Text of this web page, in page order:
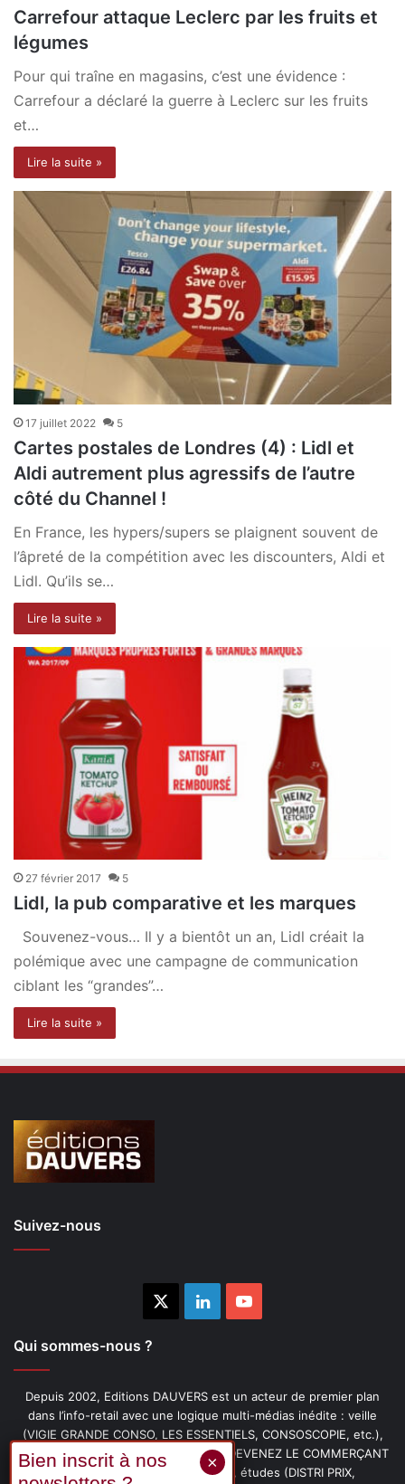
Carrefour attaque Leclerc par les fruits et
légumes
Pour qui traîne en magasins, c’est une évidence :
Carrefour a déclaré la guerre à Leclerc sur les fruits
et…
Lire la suite »
17 juillet 2022 5
Cartes postales de Londres (4) : Lidl et
Aldi autrement plus agressifs de l’autre
côté du Channel !
En France, les hypers/supers se plaignent souvent de
l’âpreté de la compétition avec les discounters, Aldi et
Lidl. Qu’ils se…
Lire la suite »
27 février 2017 5
Lidl, la pub comparative et les marques
Souvenez-vous… Il y a bientôt un an, Lidl créait la
polémique avec une campagne de communication
ciblant les “grandes”…
Lire la suite »
Suivez-nous
LinkedinYouTube
Qui sommes-nous ?
Depuis 2002, Editions DAUVERS est un acteur de premier plan
dans l’info-retail avec une logique multi-médias inédite : veille
(VIGIE GRANDE CONSO, LES ESSENTIELS, CONSOSCOPIE, etc.),
livres (PENSER-CLIENT, IMAGE-PRIX, DEVENEZ LE COMMERÇANT
PRÉFÉRÉ DE VOS CLIENTS, etc.), études (DISTRI PRIX,